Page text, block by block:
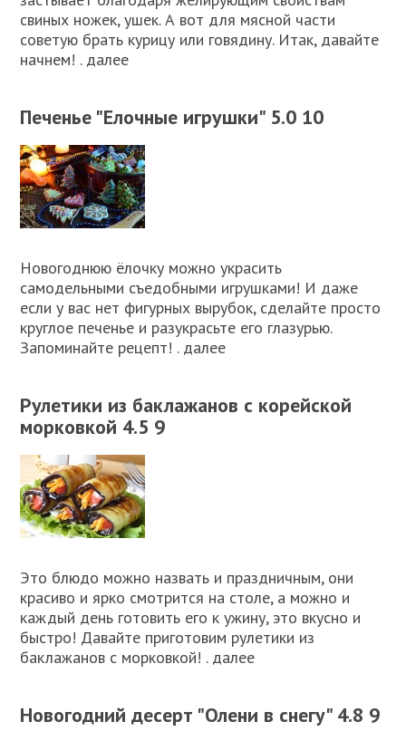
свиных ножек, ушек. А вот для мясной части
советую брать курицу или говядину. Итак, давайте
начнем! . далее
Печенье "Елочные игрушки" 5.0 10
Новогоднюю ёлочку можно украсить
самодельными съедобными игрушками! И даже
если у вас нет фигурных вырубок, сделайте просто
круглое печенье и разукрасьте его глазурью.
Запоминайте рецепт! . далее
Рулетики из баклажанов с корейской
морковкой 4.5 9
Это блюдо можно назвать и праздничным, они
красиво и ярко смотрится на столе, а можно и
каждый день готовить его к ужину, это вкусно и
быстро! Давайте приготовим рулетики из
баклажанов с морковкой! . далее
Новогодний десерт "Олени в снегу" 4.8 9